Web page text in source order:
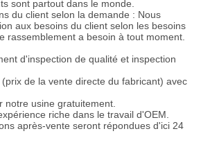
sont partout dans le monde.
du client selon la demande : Nous
aux besoins du client selon les besoins
rassemblement a besoin à tout moment.
d'inspection de qualité et inspection
de la vente directe du fabricant) avec
notre usine gratuitement.
riche dans le travail d'OEM.
après-vente seront répondues d'ici 24